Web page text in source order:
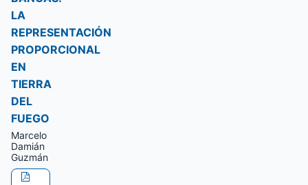
LA
REPRESENTACIÓN
PROPORCIONAL
EN
TIERRA
DEL
FUEGO
Marcelo
Damián
Guzmán